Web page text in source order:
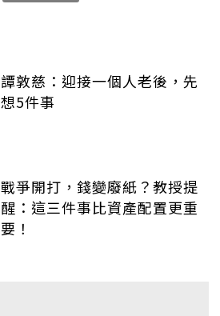
譚敦慈：迎接一個人老後，先
想5件事
戰爭開打，錢變廢紙？教授提
醒：這三件事比資產配置更重
要！